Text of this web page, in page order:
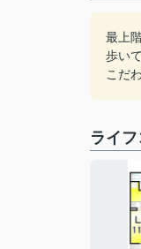
最上
歩い
こだ
ライ